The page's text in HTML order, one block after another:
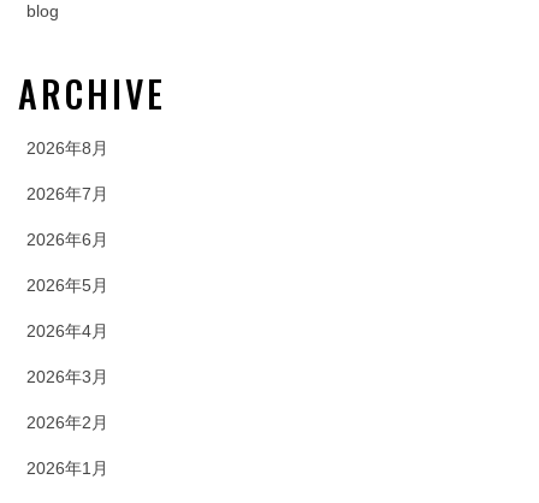
blog
ARCHIVE
2026年8月
2026年7月
2026年6月
2026年5月
2026年4月
2026年3月
2026年2月
2026年1月